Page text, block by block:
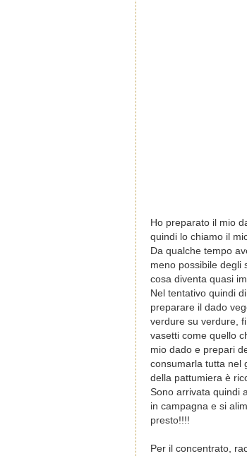
Ho preparato il mio
quindi lo chiamo il
Da qualche tempo
meno possibile degli
cosa diventa quasi
Nel tentativo quindi
preparare il dado
verdure su verdure,
vasetti come quello
mio dado e prepari
consumarla tutta nel
della pattumiera è
Sono arrivata quindi
in campagna e si
presto!!!!
Per il concentrato,